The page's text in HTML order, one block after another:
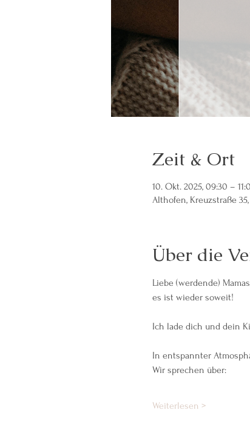
Zeit & Ort
10. Okt. 2025, 09:30 –
Althofen, Kreuzstraße
Über die
Liebe (werdende)
es ist wieder soweit!
Ich lade dich und dein
In entspannter
Wir sprechen über:
Weiterlesen >